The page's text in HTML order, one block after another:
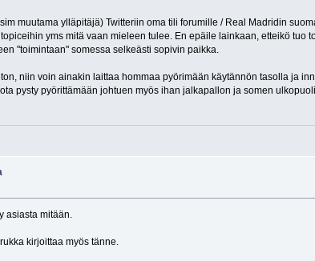
muutama ylläpitäjä) Twitteriin oma tili forumille / Real Madridin
yms mitä vaan mieleen tulee. En epäile lainkaan, etteikö tuo
"toimintaan" somessa selkeästi sopivin paikka.
niin voin ainakin laittaa hommaa pyörimään käytännön tasolla ja
pysty pyörittämään johtuen myös ihan jalkapallon ja somen
asiasta mitään.
kirjoittaa myös tänne.